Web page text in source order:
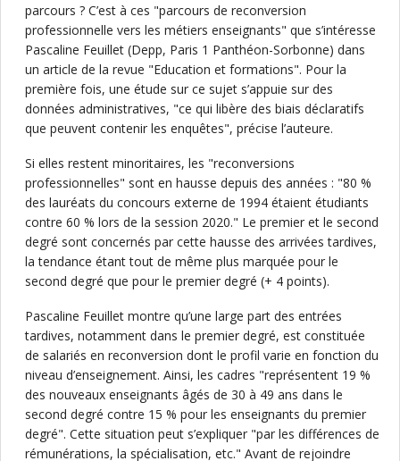
parcours ? C’est à ces "parcours de reconversion
professionnelle vers les métiers enseignants" que s’intéresse
Pascaline Feuillet (Depp, Paris 1 Panthéon-Sorbonne) dans
un article de la revue "Education et formations". Pour la
première fois, une étude sur ce sujet s’appuie sur des
données administratives, "ce qui libère des biais déclaratifs
que peuvent contenir les enquêtes", précise l’auteure.
Si elles restent minoritaires, les "reconversions
professionnelles" sont en hausse depuis des années : "80 %
des lauréats du concours externe de 1994 étaient étudiants
contre 60 % lors de la session 2020." Le premier et le second
degré sont concernés par cette hausse des arrivées tardives,
la tendance étant tout de même plus marquée pour le
second degré que pour le premier degré (+ 4 points).
Pascaline Feuillet montre qu’une large part des entrées
tardives, notamment dans le premier degré, est constituée
de salariés en reconversion dont le profil varie en fonction du
niveau d’enseignement. Ainsi, les cadres "représentent 19 %
des nouveaux enseignants âgés de 30 à 49 ans dans le
second degré contre 15 % pour les enseignants du premier
degré". Cette situation peut s’expliquer "par les différences de
rémunérations, la spécialisation, etc." Avant de rejoindre